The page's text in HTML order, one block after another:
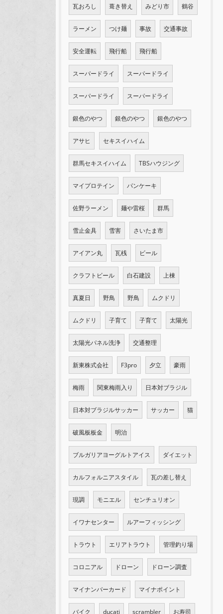
瓦おろし 葺き替え みどり市 鶴谷
ラーメン つけ麺 事故 交通事故
安全運転 飛行船 飛行船
スーパードライ スーパードライ
スーパードライ スーパードライ
銀色のやつ 銀色のやつ 銀色のやつ
アサヒ セキスイハイム
群馬セキスイハイム TBSハウジング
マイプロテイン パンケーキ
佐野ラーメン 麺や雷桜 群馬
雪止金具 雪害 さいたま市
アイアン丸 瓦桟 ビール
クラフトビール 白石建設 上棟
真夏日 野鳥 野鳥 ムクドリ
ムクドリ 子育て 子育て 太陽光
太陽光パネル洗浄 交通整理
新東株式会社 F3pro 夕立 豪雨
梅雨 関東梅雨入り 日本対ブラジル
日本対ブラジルサッカー サッカー 猫
破風板板金 明治
ブルガリアヨーグルトアイス ダイエット
カルフォルニアスタイル 瓦の差し替え
現調 モニエル センチュリオン
イワナセンター ルアーフィッシング
トラウト エリアトラウト 管理釣り場
コロニアル ドローン ドローン調査
マイナンバーカード マイナポイント
バイク ducati scrambler お寿司